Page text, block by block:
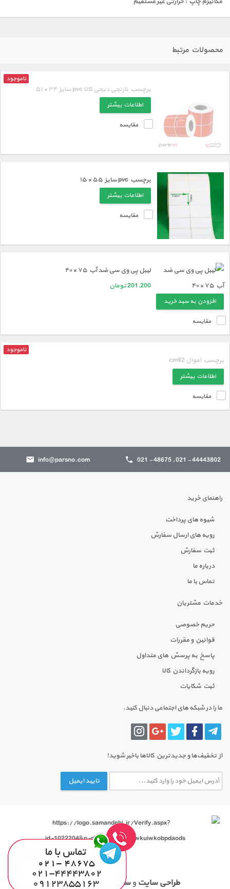
محصولات مرتبط
برچسب نارنجی دیجی کالا pvc سایز ۳۴ × ۵۱
ناموجود
اطلاعات بیشتر
مقایسه
برچسب pvc سایز ۵۵ × ۱۵
اطلاعات بیشتر
مقایسه
لیبل پی وی سی ضد آب ۷۵ × ۴۰
201,200تومان
افزودن به سبد خرید
مقایسه
برچسب اموال cm92
ناموجود
اطلاعات بیشتر
مقایسه
44443802 - 021 , 48675 - 021
info@parsno.com
راهنمای خرید
شیوه های پرداخت
رویه های ارسال سفارش
ثبت سفارش
درباره ما
تماس با ما
خدمات مشتریان
حریم خصوصی
قوانین و مقررات
پاسخ به پرسش های متداول
رویه بازگرداندن کالا
ثبت شکایات
ما را در شبکه های اجتماعی دنبال کنید.
از تخفیف‌ها و جدیدترین‌ کالاها باخبر شوید!
تایید ایمیل
طراحی سایت وسئو توسط تیم ابر ای تی